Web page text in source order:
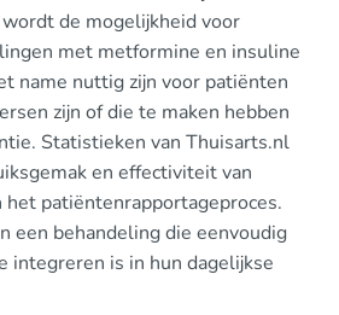
de mogelijkheid voor
met metformine en insuline
name nuttig zijn voor patiënten
zijn of die te maken hebben
Statistieken van Thuisarts.nl
en effectiviteit van
patiëntenrapportageproces.
een behandeling die eenvoudig
integreren is in hun dagelijkse